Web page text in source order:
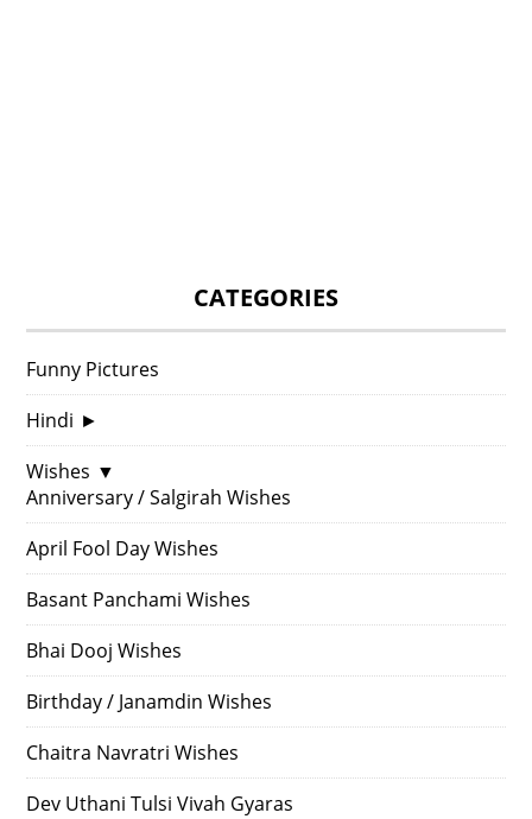
CATEGORIES
Funny Pictures
Hindi ►
Wishes ▼
Anniversary / Salgirah Wishes
April Fool Day Wishes
Basant Panchami Wishes
Bhai Dooj Wishes
Birthday / Janamdin Wishes
Chaitra Navratri Wishes
Dev Uthani Tulsi Vivah Gyaras